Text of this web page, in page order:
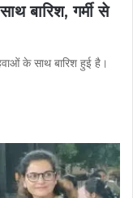
बारिश, गर्मी से
के साथ बारिश हुई है।